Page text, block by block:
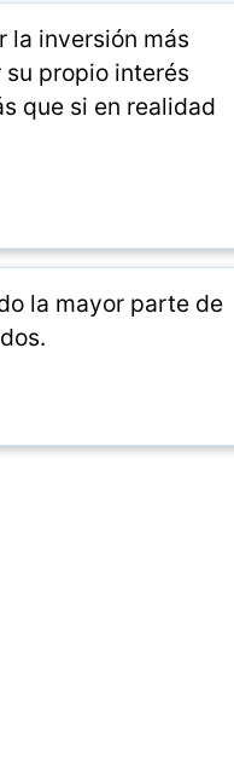
la inversión más
propio interés
que si en realidad
la mayor parte de